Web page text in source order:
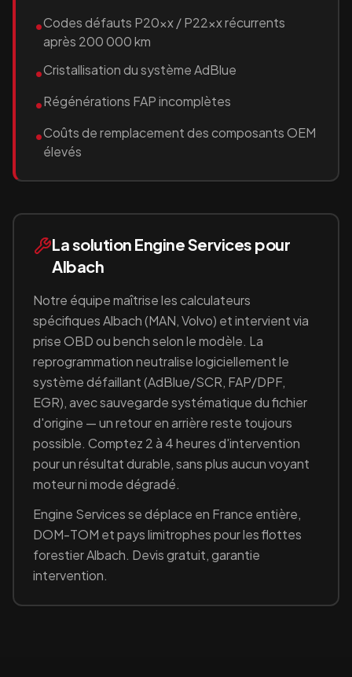
•Codes défauts P20xx / P22xx récurrents
après 200 000 km
•Cristallisation du système AdBlue
•Régénérations FAP incomplètes
•Coûts de remplacement des composants OEM
élevés
La solution Engine Services pour
Albach
Notre équipe maîtrise les calculateurs
spécifiquesAlbach(MAN, Volvo) et intervient via
prise OBD ou bench selon le modèle. La
reprogrammation neutralise logiciellement le
système défaillant (AdBlue/SCR, FAP/DPF,
EGR), avec sauvegarde systématique du fichier
d'origine — un retour en arrière reste toujours
possible. Comptez 2 à 4 heures d'intervention
pour un résultat durable, sans plus aucun voyant
moteur ni mode dégradé.
Engine Services se déplace en France entière,
DOM-TOM et pays limitrophes pour les flottes
forestierAlbach. Devis gratuit, garantie
intervention.